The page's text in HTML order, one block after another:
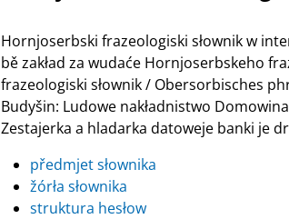
Hornjoserbski frazeologiski słownik w
bě zakład za wudaće Hornjoserbskeho
frazeologiski słownik / Obersorbisches
Budyšin: Ludowe nakładnistwo
Zestajerka a hladarka datoweje banki je
předmjet słownika
žórła słownika
struktura hesłow